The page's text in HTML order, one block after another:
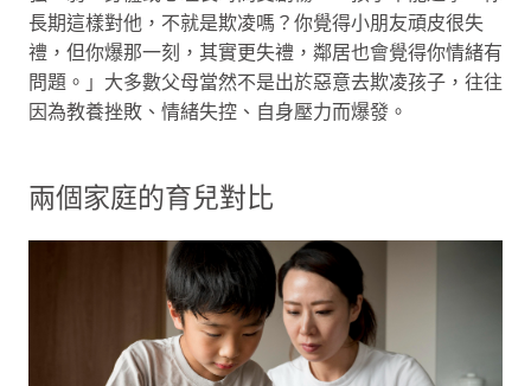
長期這樣對他，不就是欺凌嗎？你覺得小朋友頑皮很失
禮，但你爆那一刻，其實更失禮，鄰居也會覺得你情緒有
問題。」大多數父母當然不是出於惡意去欺凌孩子，往往
因為教養挫敗、情緒失控、自身壓力而爆發。
兩個家庭的育兒對比